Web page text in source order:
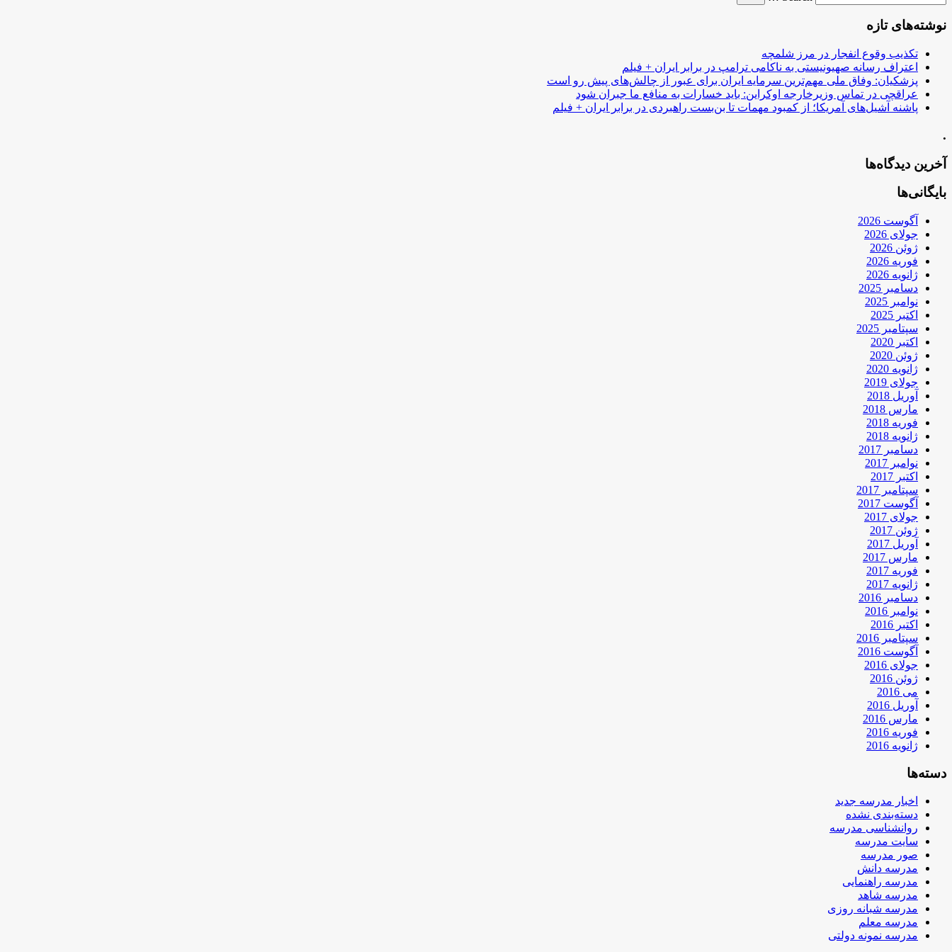
نوشته‌های تازه
تکذیب وقوع انفجار در مرز شلمچه
اعتراف رسانه صهیونیستی به ناکامی ترامپ در برابر ایران + فیلم
پزشکیان: وفاق ملی مهم‌ترین سرمایه ایران برای عبور از چالش‌های پیش رو است
عراقچی در تماس وزیرخارجه اوکراین: باید خسارات به منافع ما جبران شود
پاشنه آشیل‌های آمریکا؛ از کمبود مهمات تا بن‌بست راهبردی در برابر ایران + فیلم
.
آخرین دیدگاه‌ها
بایگانی‌ها
آگوست 2026
جولای 2026
ژوئن 2026
فوریه 2026
ژانویه 2026
دسامبر 2025
نوامبر 2025
اکتبر 2025
سپتامبر 2025
اکتبر 2020
ژوئن 2020
ژانویه 2020
جولای 2019
آوریل 2018
مارس 2018
فوریه 2018
ژانویه 2018
دسامبر 2017
نوامبر 2017
اکتبر 2017
سپتامبر 2017
آگوست 2017
جولای 2017
ژوئن 2017
آوریل 2017
مارس 2017
فوریه 2017
ژانویه 2017
دسامبر 2016
نوامبر 2016
اکتبر 2016
سپتامبر 2016
آگوست 2016
جولای 2016
ژوئن 2016
می 2016
آوریل 2016
مارس 2016
فوریه 2016
ژانویه 2016
دسته‌ها
اخبار مدرسه جدید
دسته‌بندی نشده
روانشناسی مدرسه
سایت مدرسه
صور مدرسه
مدرسه دانش
مدرسه راهنمایی
مدرسه شاهد
مدرسه شبانه روزی
مدرسه معلم
مدرسه نمونه دولتی